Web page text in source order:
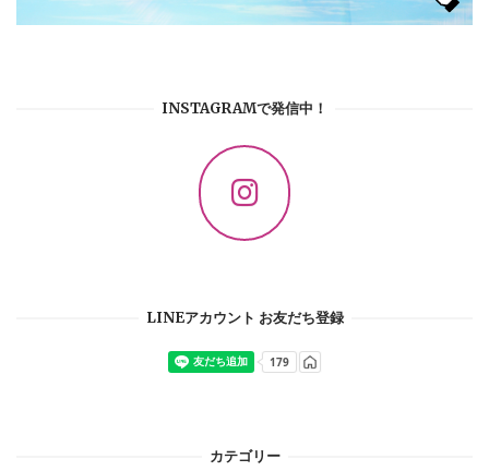
INSTAGRAMで発信中！
LINEアカウント お友だち登録
カテゴリー